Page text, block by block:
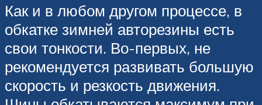
Как и в любом другом процессе, в
обкатке зимней авторезины есть
свои тонкости. Во-первых, не
рекомендуется развивать большую
скорость и резкость движения.